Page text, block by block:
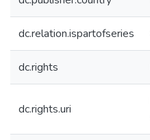
dc.relation.ispartofseries
dc.rights
dc.rights.uri